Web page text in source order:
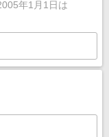
年1月1日は